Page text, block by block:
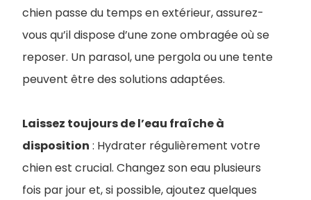
chien passe du temps en extérieur, assurez-
vous qu’il dispose d’une zone ombragée où se
reposer. Un parasol, une pergola ou une tente
peuvent être des solutions adaptées.
Laissez toujours de l’eau fraîche à
disposition : Hydrater régulièrement votre
chien est crucial. Changez son eau plusieurs
fois par jour et, si possible, ajoutez quelques